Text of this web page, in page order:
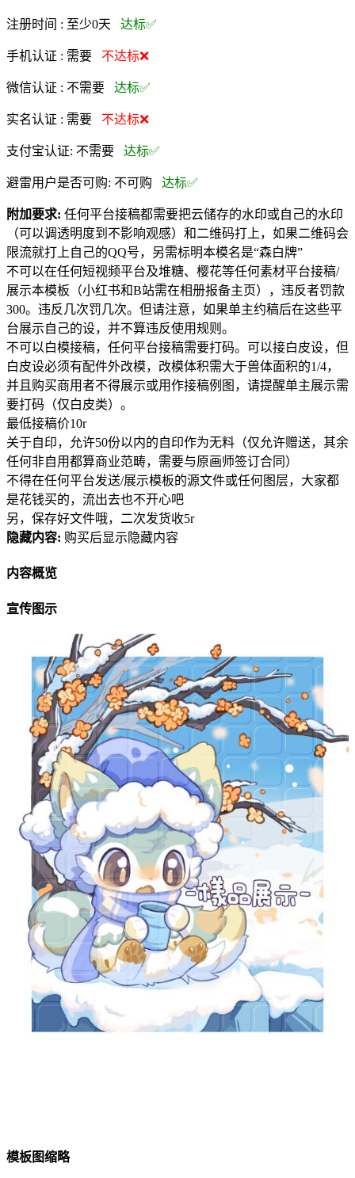
注册时间 : 至少0天 达标✅
手机认证 : 需要 不达标❌
微信认证 : 不需要 达标✅
实名认证 : 需要 不达标❌
支付宝认证: 不需要 达标✅
避雷用户是否可购: 不可购 达标✅
附加要求: 任何平台接稿都需要把云储存的水印或自己的水印
（可以调透明度到不影响观感）和二维码打上，如果二维码会
限流就打上自己的QQ号，另需标明本模名是“森白牌”
不可以在任何短视频平台及堆糖、樱花等任何素材平台接稿/
展示本模板（小红书和B站需在相册报备主页），违反者罚款
300。违反几次罚几次。但请注意，如果单主约稿后在这些平
台展示自己的设，并不算违反使用规则。
不可以白模接稿，任何平台接稿需要打码。可以接白皮设，但
白皮设必须有配件外改模，改模体积需大于兽体面积的1/4，
并且购买商用者不得展示或用作接稿例图，请提醒单主展示需
要打码（仅白皮类）。
最低接稿价10r
关于自印，允许50份以内的自印作为无料（仅允许赠送，其余
任何非自用都算商业范畴，需要与原画师签订合同）
不得在任何平台发送/展示模板的源文件或任何图层，大家都
是花钱买的，流出去也不开心吧
另，保存好文件哦，二次发货收5r
隐藏内容: 购买后显示隐藏内容
内容概览
宣传图示
模板图缩略